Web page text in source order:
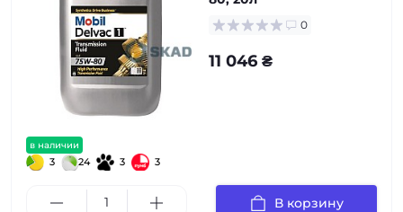
в наличии
3 24 3 3
0
11 046 ₴
В корзину